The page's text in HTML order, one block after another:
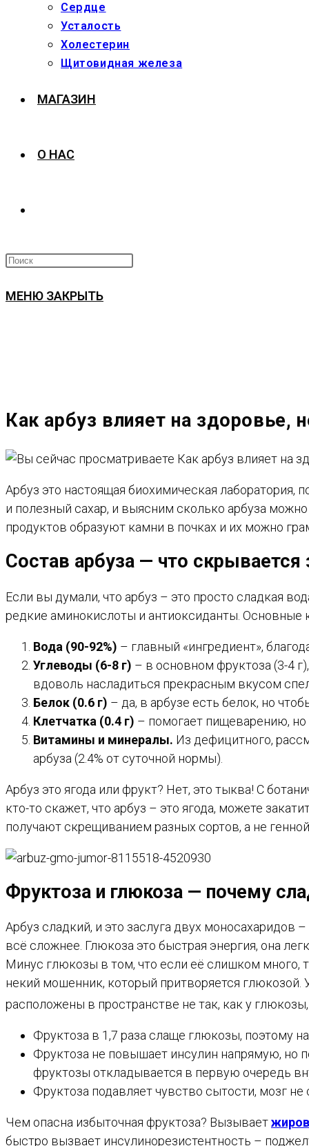
Сердце
Усталость
Холестерин
Щитовидная железа
МАГАЗИН
О НАС
ПОИСК
САЙТУ
МЕНЮ ЗАКРЫТЬ
Как арбуз влияет на здоровье,
Арбуз это настоящая биохимическая лаборатория,
и полезный сахар, и выясним сколько арбуза
продуктов образуют камни в почках и их можно
Состав арбуза — что
Если вы думали, что арбуз – это просто сладкая
редкие аминокислоты и антиоксиданты. Основные
Вода (90-92%) – главный «ингредиент»,
Углеводы (6-8 г) – в основном фруктоза (3-4
вдоволь насладиться прекрасным вкусом
Белок (0.6 г) – да, в арбузе есть белок, но
Клетчатка (0.4 г) – помогает пищеварению, но
Витамины и минералы. Из дефицитного,
арбуза (2.4% от суточной нормы).
Арбуз это ягода или фрукт? Нет, это тыква! С
кто-то скажет, что арбуз – это ягода, можете
получают скрещиванием разных сортов, а не
Фруктоза и глюкоза — почему
Арбуз сладкий, и это заслуга двух моносахаридов –
всё сложнее. Глюкоза это быстрая энергия, она
Минус глюкозы в том, что если её слишком много,
некий мошенник, который притворяется
расположены в пространстве не так, как у
Фруктоза в 1,7 раза слаще глюкозы, поэтому
Фруктоза не повышает инсулин напрямую, но
фруктозы откладывается в первую очередь
Фруктоза подавляет чувство сытости, мозг
Чем опасна избыточная фруктоза? Вызывает
быстро вызвает инсулинорезистентность –